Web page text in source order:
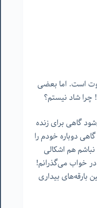
است. اما بعضی
شاد نیستم؟
گاهی برای زنده
دوباره خودم را
هم اشکالی
خواب می‌گذرانم!
بارقه‌های بیداری